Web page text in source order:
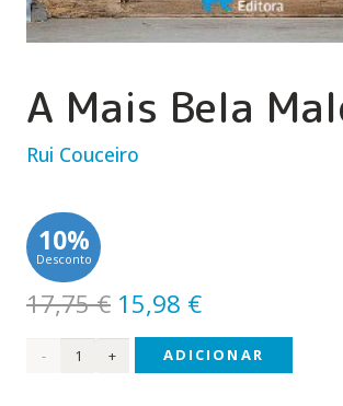
A Mais Bela
Rui Couceiro
10%
Desconto
17,75€ O
preço
original
15,98 €O
preço
atual
Quantidade
ADICIONAR